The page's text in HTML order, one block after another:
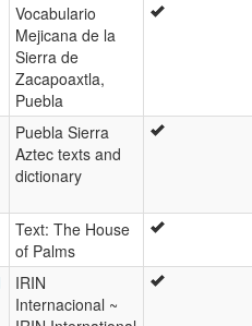
Vocabulario
Mejicana de la
Sierra de
Zacapoaxtla,
Puebla
Puebla Sierra
Aztec texts and
dictionary
Text: The House
of Palms
IRIN
Internacional ~